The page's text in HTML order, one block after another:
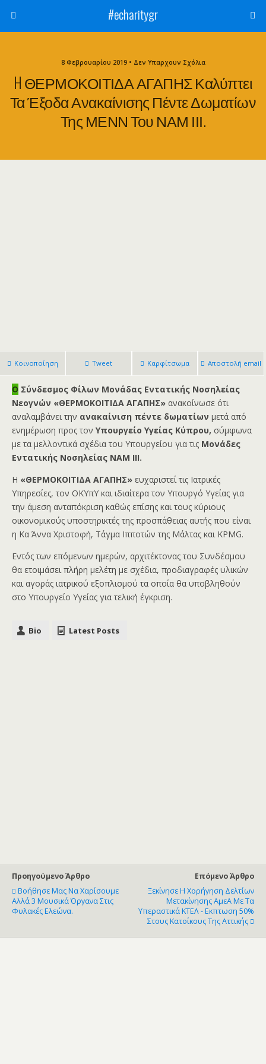
#echaritygr
8 Φεβρουαρίου 2019 • Δεν Υπαρχουν Σχόλια
H ΘΕΡΜΟΚΟΙΤΙΔΑ ΑΓΑΠΗΣ Καλύπτει
Τα Έξοδα Ανακαίνισης Πέντε Δωματίων
Της ΜΕΝΝ Του ΝΑΜ ΙΙΙ.
Κοινοποίηση Tweet Καρφίτσωμα Αποστολή email
Ο Σύνδεσμος Φίλων Μονάδας Εντατικής Νοσηλείας
Νεογνών «ΘΕΡΜΟΚΟΙΤΙΔΑ ΑΓΑΠΗΣ» ανακοίνωσε ότι
αναλαμβάνει την ανακαίνιση πέντε δωματίων μετά από
ενημέρωση προς τον Υπουργείο Υγείας Κύπρου, σύμφωνα
με τα μελλοντικά σχέδια του Υπουργείου για τις Μονάδες
Εντατικής Νοσηλείας ΝΑΜ ΙΙΙ.
Η «ΘΕΡΜΟΚΟΙΤΙΔΑ ΑΓΑΠΗΣ» ευχαριστεί τις Ιατρικές
Υπηρεσίες, τον ΟΚΥπΥ και ιδιαίτερα τον Υπουργό Υγείας για
την άμεση ανταπόκριση καθώς επίσης και τους κύριους
οικονομικούς υποστηρικτές της προσπάθειας αυτής που είναι
η Κα Άννα Χριστοφή, Τάγμα Ιπποτών της Μάλτας και KPMG.
Εντός των επόμενων ημερών, αρχιτέκτονας του Συνδέσμου
θα ετοιμάσει πλήρη μελέτη με σχέδια, προδιαγραφές υλικών
και αγοράς ιατρικού εξοπλισμού τα οποία θα υποβληθούν
στο Υπουργείο Υγείας για τελική έγκριση.
Bio Latest Posts
Προηγούμενο Άρθρο
Βοήθησε Μας Να Χαρίσουμε
Αλλά 3 Μουσικά Όργανα Στις
Φυλακές Ελεώνα.
Επόμενο Άρθρο
Ξεκίνησε Η Χορήγηση Δελτίων
Μετακίνησης ΑμεΑ Με Τα
Υπεραστικά ΚΤΕΛ - Εκπτωση 50%
Στους Κατοίκους Της Αττικής